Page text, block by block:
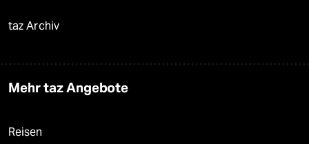
taz Archiv
Mehr taz Angebote
Reisen